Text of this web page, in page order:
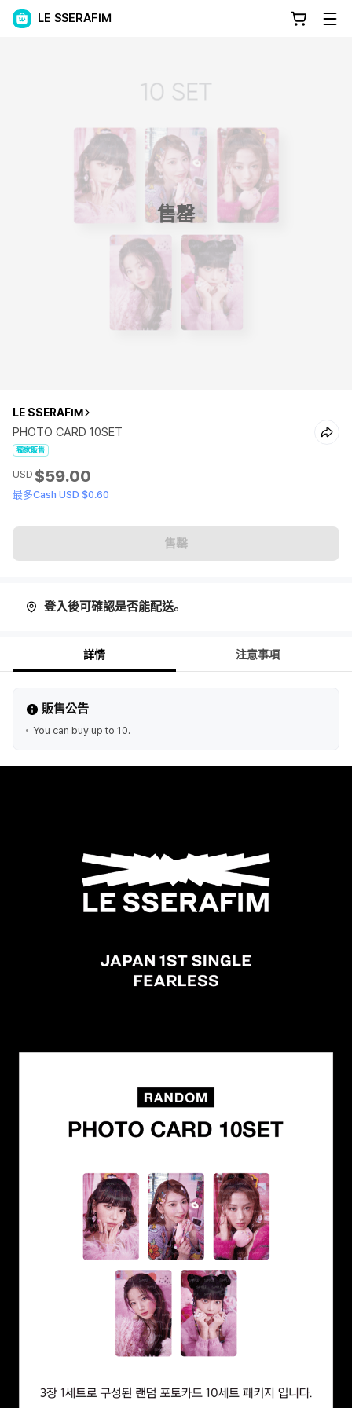
LE SSERAFIM
售罄
LE SSERAFIM
PHOTO CARD 10SET
獨家販售
USD $59.00
最多Cash USD $0.60
售罄
登入後可確認是否能配送。
詳情 注意事項
販售公告
You can buy up to 10.